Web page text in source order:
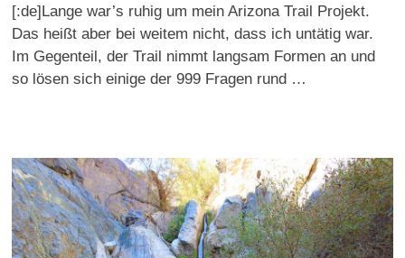
[:de]Lange war’s ruhig um mein Arizona Trail Projekt.
Das heißt aber bei weitem nicht, dass ich untätig war.
Im Gegenteil, der Trail nimmt langsam Formen an und
so lösen sich einige der 999 Fragen rund …